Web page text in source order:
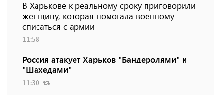
В Харькове к реальному сроку приговорили
женщину, которая помогала военному
списаться с армии
11:58
Россия атакует Харьков "Бандеролями" и
"Шахедами"
11:30